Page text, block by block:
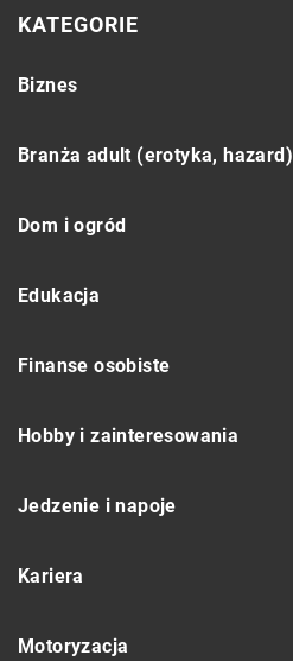
KATEGORIE
Biznes
Branża adult (erotyka, hazard)
Dom i ogród
Edukacja
Finanse osobiste
Hobby i zainteresowania
Jedzenie i napoje
Kariera
Motoryzacja